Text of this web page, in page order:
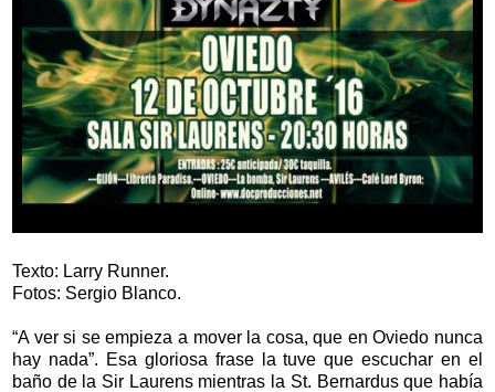
Texto: Larry Runner.
Fotos: Sergio Blanco.
“A ver si se empieza a mover la cosa, que en Oviedo nunca
hay nada”. Esa gloriosa frase la tuve que escuchar en el
baño de la Sir Laurens mientras la St. Bernardus que había